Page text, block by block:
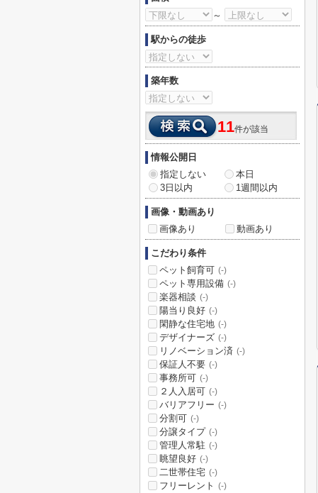
～
駅からの徒歩
築年数
11件が該当
情報公開日
指定しない
本日
3日以内
1週間以内
画像・動画あり
画像あり
動画あり
こだわり条件
ペット飼育可 (-)
ペット専用設備 (-)
楽器相談 (-)
陽当り良好 (-)
閑静な住宅地 (-)
デザイナーズ (-)
リノベーション済 (-)
保証人不要 (-)
事務所可 (-)
２人入居可 (-)
バリアフリー (-)
分割可 (-)
分譲タイプ (-)
管理人常駐 (-)
眺望良好 (-)
二世帯住宅 (-)
フリーレント (-)